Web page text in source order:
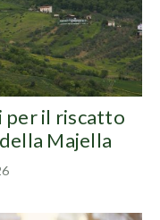
per il riscatto
Majella